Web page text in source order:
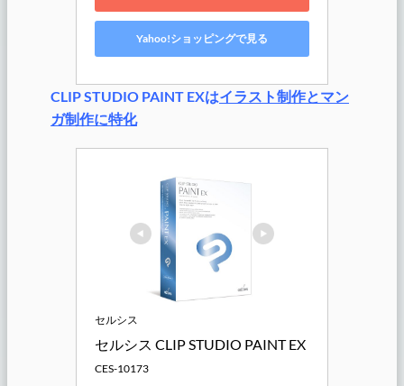
Yahoo!ショッピングで見る
CLIP STUDIO PAINT EXはイラスト制作とマン
ガ制作に特化
セルシス
セルシス CLIP STUDIO PAINT EX
CES-10173